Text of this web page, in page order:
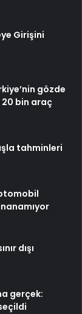
Girişini
gözde
bin araç
tahminleri
dışı
gerçek: